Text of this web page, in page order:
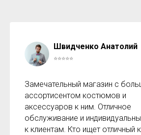
Швидченко Анатолий
⭐⭐⭐⭐⭐
Замечательный магазин с
ассортисентом костюмов и
аксессуаров к ним. Отличное
обслуживание и
к клиентам. Кто ищет отличный